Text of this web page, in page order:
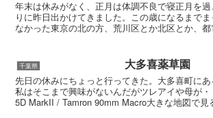
年末は休みがなく、正月は体調不良で寝正月を
りに昨日出かけてきました。この歳になるまで
なかった東京の北の方、荒川区とか北区とか、
千葉県 大多喜薬草園
先日の休みにちょっと行ってきた。大多喜町にあ
私はそこまで興味がないんだがツレアイや母が
5D MarkII / Tamron 90mm Macro大きな地図で見